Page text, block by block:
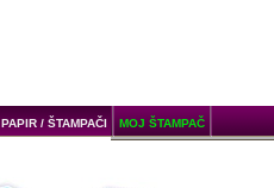
PAPIR / ŠTAMPAČI MOJ ŠTAMPAČ